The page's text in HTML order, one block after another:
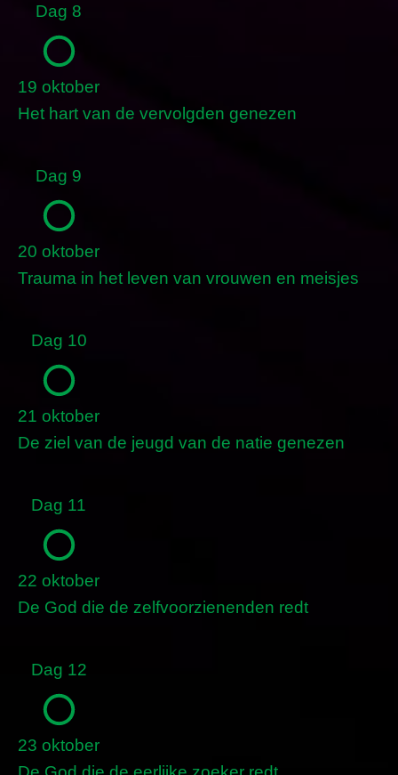
Dag 8
19 oktober
Het hart van de vervolgden genezen
Dag 9
20 oktober
Trauma in het leven van vrouwen en meisjes
Dag 10
21 oktober
De ziel van de jeugd van de natie genezen
Dag 11
22 oktober
De God die de zelfvoorzienenden redt
Dag 12
23 oktober